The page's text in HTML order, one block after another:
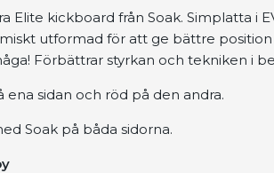
Elite kickboard från Soak. Simplatta i
utformad för att ge bättre
Förbättrar styrkan och tekniken i
ena sidan och röd på den andra.
Soak på båda sidorna.